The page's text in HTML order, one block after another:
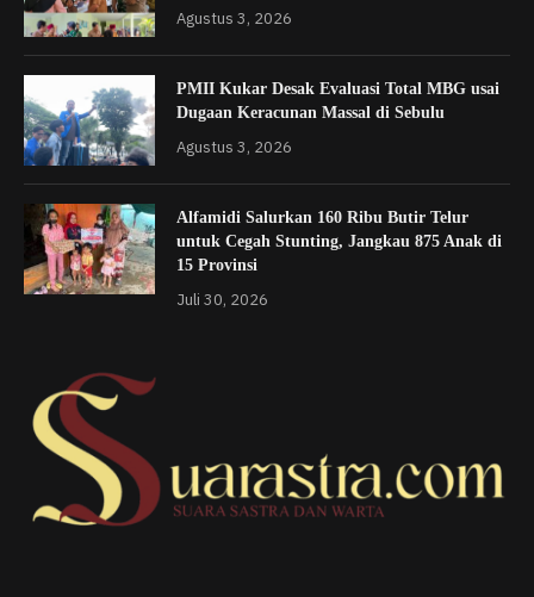
Agustus 3, 2026
PMII Kukar Desak Evaluasi Total MBG usai
Dugaan Keracunan Massal di Sebulu
Agustus 3, 2026
Alfamidi Salurkan 160 Ribu Butir Telur
untuk Cegah Stunting, Jangkau 875 Anak di
15 Provinsi
Juli 30, 2026